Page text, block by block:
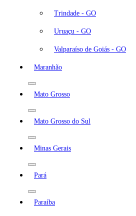
Trindade - GO
Uruaçu - GO
Valparaíso de Goiás - GO
Maranhão
Mato Grosso
Mato Grosso do Sul
Minas Gerais
Pará
Paraíba